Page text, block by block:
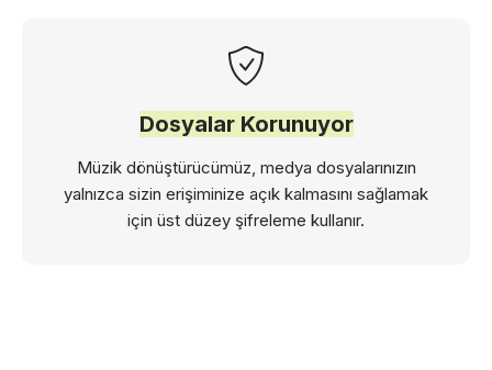
Dosyalar Korunuyor
Müzik dönüştürücümüz, medya dosyalarınızın
yalnızca sizin erişiminize açık kalmasını sağlamak
için üst düzey şifreleme kullanır.